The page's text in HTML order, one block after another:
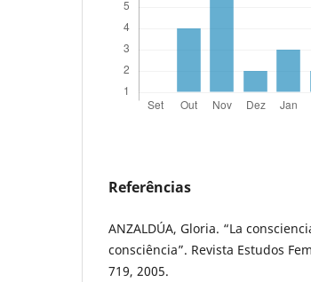
Referências
ANZALDÚA, Gloria. “La
consciência”. Revista Estudos
719, 2005.